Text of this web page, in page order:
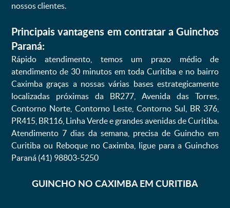
nossos clientes.
Principais vantagens em contratar a Guinchos
Paraná:
Rápido atendimento, temos um prazo médio de
atendimento de 30 minutos em toda Curitiba e no bairro
Caximba graças a nossas várias bases estrategicamente
localizadas próximas da BR277, Avenida das Torres,
Contorno Norte, Contorno Leste, Contorno Sul, BR 376,
PR415, BR116, Linha Verde e grandes avenidas de Curitiba.
Atendimento 7 dias da semana, precisa de Guincho em
Curitiba ou Reboque no Caximba, ligue para a Guinchos
Paraná (41) 98803-5250
GUINCHO NO CAXIMBA EM CURITIBA